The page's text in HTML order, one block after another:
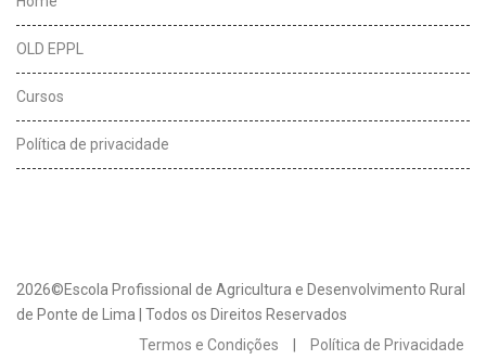
OLD EPPL
Cursos
Política de privacidade
2026©Escola Profissional de Agricultura e Desenvolvimento Rural
de Ponte de Lima | Todos os Direitos Reservados
Termos e Condições
Política de Privacidade